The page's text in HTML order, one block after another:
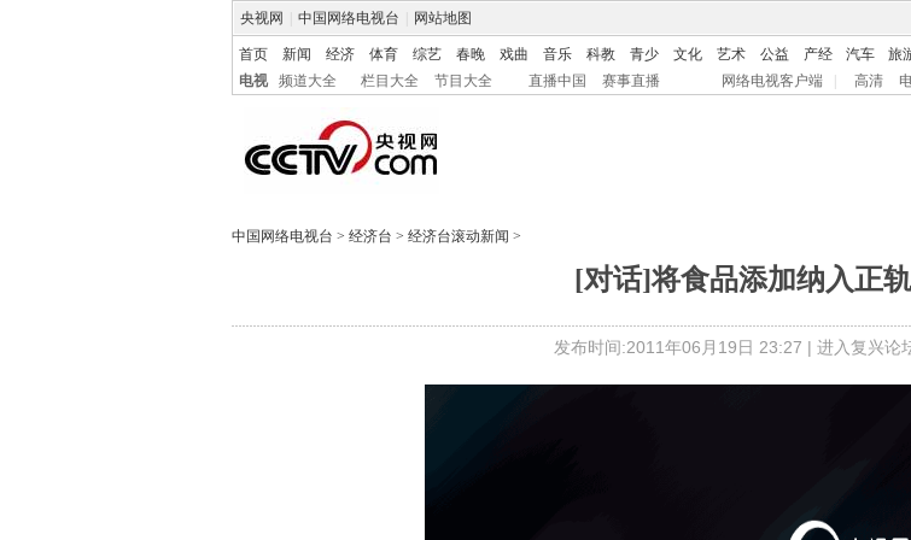
央视网 中国网络电视台 网站地图
首页 新闻 经济 体育 综艺 春晚 戏曲 音乐 科教 青少 文化 艺术 公益 产经 汽车 旅
电视
频道大全 栏目大全 节目大全 直播中国 赛事直播 网络电视客户端 高清
中国网络电视台 > 经济台 > 经济台滚动新闻 >
[对话]将食品添加纳入正轨
发布时间:2011年06月19日 23:27 | 进入复兴论